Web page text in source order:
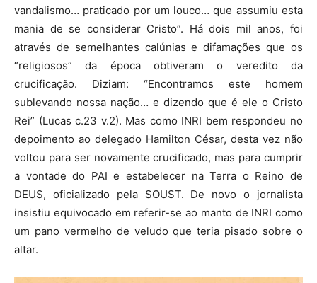
vandalismo… praticado por um louco… que assumiu esta
mania de se considerar Cristo”. Há dois mil anos, foi
através de semelhantes calúnias e difamações que os
“religiosos” da época obtiveram o veredito da
crucificação. Diziam: “Encontramos este homem
sublevando nossa nação… e dizendo que é ele o Cristo
Rei” (Lucas c.23 v.2). Mas como INRI bem respondeu no
depoimento ao delegado Hamilton César, desta vez não
voltou para ser novamente crucificado, mas para cumprir
a vontade do PAI e estabelecer na Terra o Reino de
DEUS, oficializado pela SOUST. De novo o jornalista
insistiu equivocado em referir-se ao manto de INRI como
um pano vermelho de veludo que teria pisado sobre o
altar.